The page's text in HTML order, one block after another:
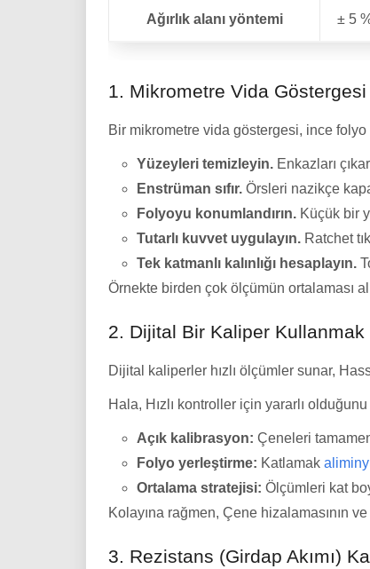
Ağırlık alanı yöntemi ± 5
1. Mikrometre Vida
Bir mikrometre vida göstergesi, ince
Yüzeyleri temizleyin. Enkazları
Enstrüman sıfır. Örsleri nazikçe
Folyoyu konumlandırın. Küçük bir
Tutarlı kuvvet uygulayın. Ratchet
Tek katmanlı kalınlığı hesaplayın.
Örnekte birden çok ölçümün ortalaması
2. Dijital Bir Kaliper Kullanmak
Dijital kaliperler hızlı ölçümler sunar,
Hala, Hızlı kontroller için yararlı olduğunu
Açık kalibrasyon: Çeneleri
Folyo yerleştirme: Katlamak
Ortalama stratejisi: Ölçümleri kat
Kolayına rağmen, Çene hizalamasının
3. Rezistans (Girdap Akımı)